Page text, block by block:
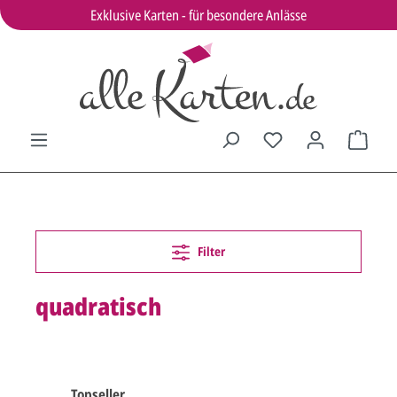
Exklusive Karten - für besondere Anlässe
Filter
quadratisch